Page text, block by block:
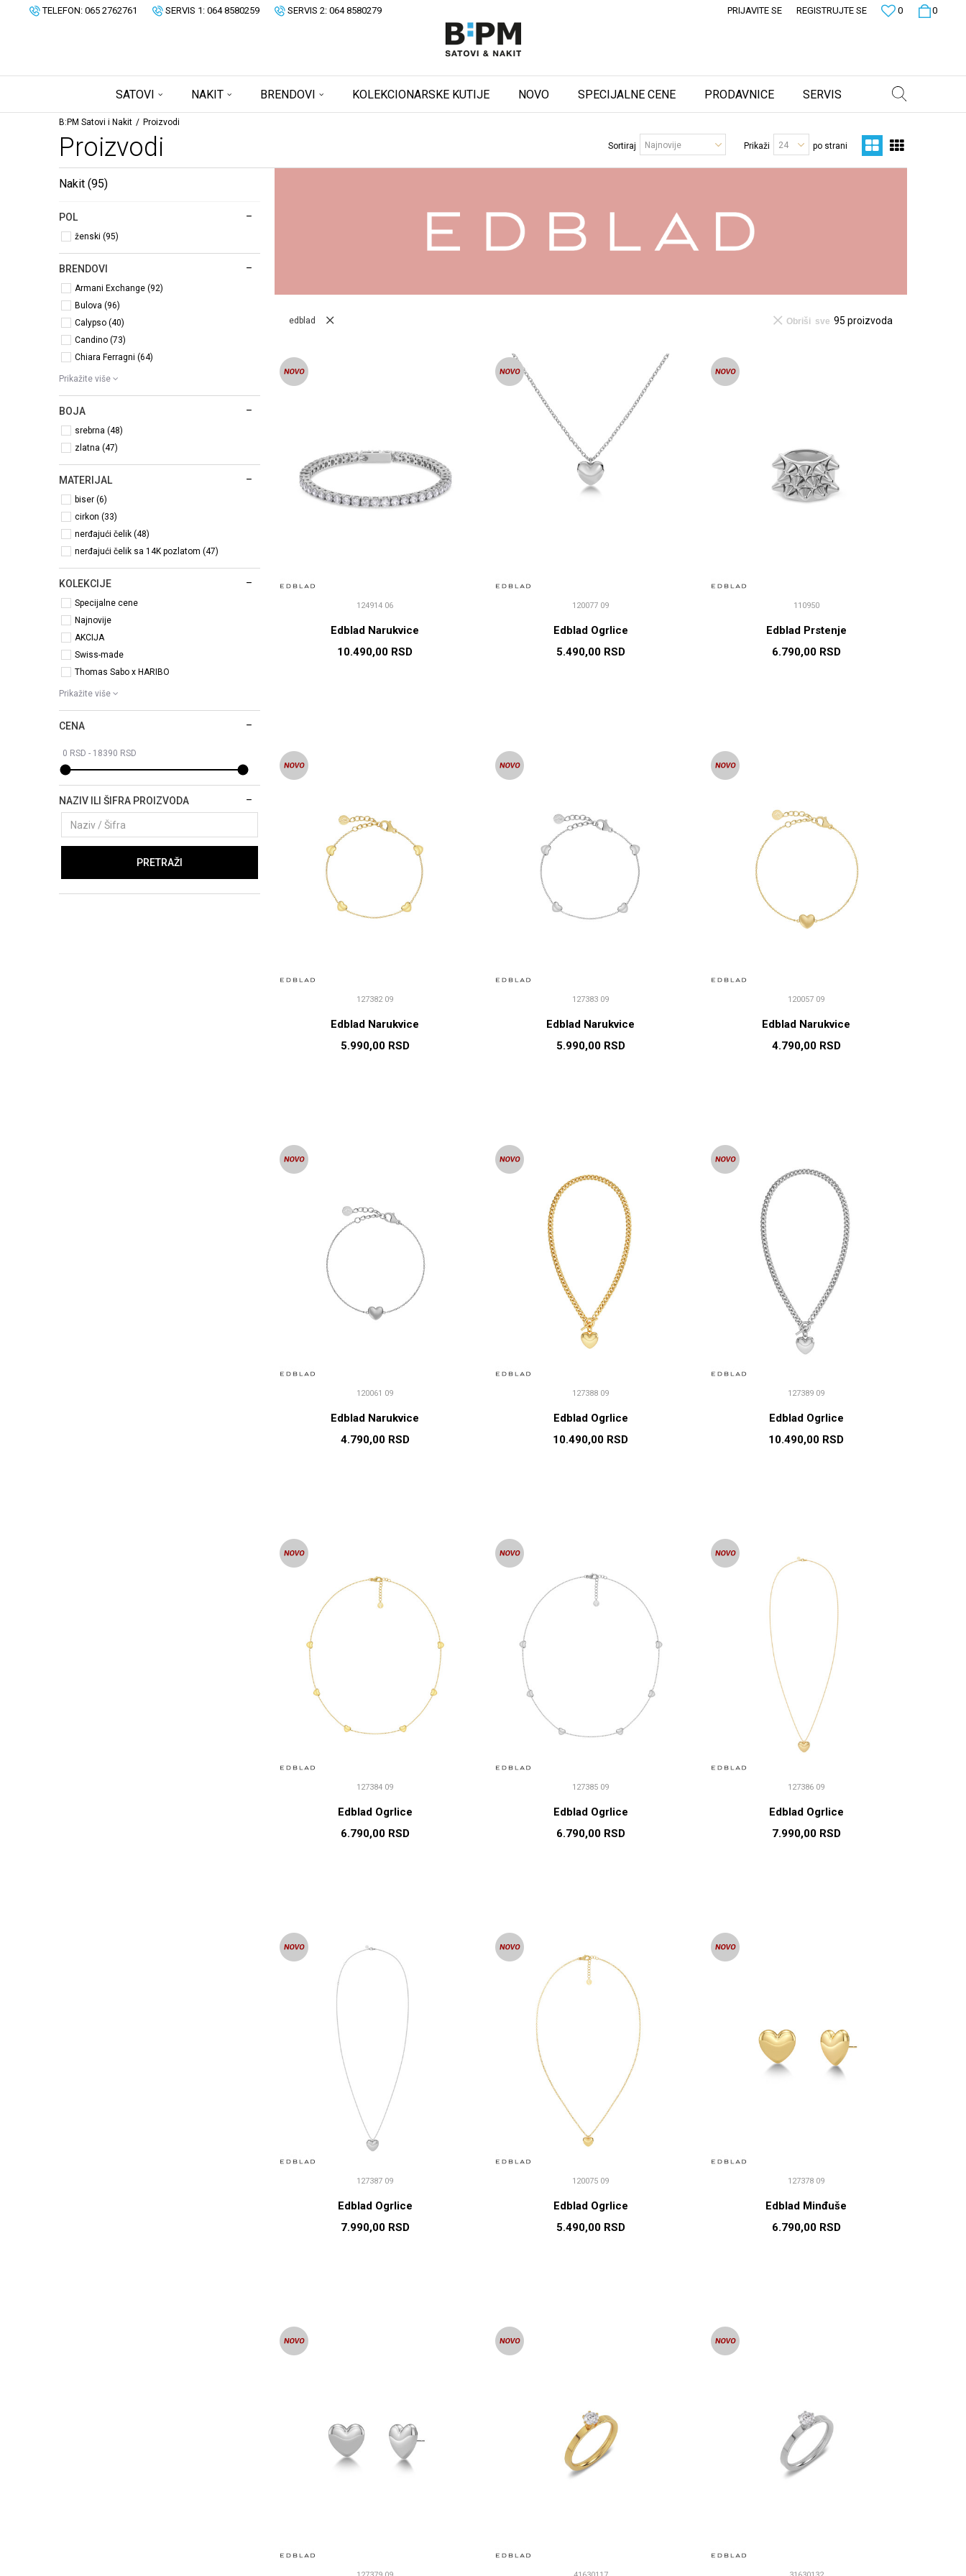
TELEFON: 065 2762761 SERVIS 1: 064 8580259 SERVIS 2: 064 8580279 0
0
PRIJAVITE SE REGISTRUJTE SE
SATOVI NAKIT BRENDOVI KOLEKCIONARSKE KUTIJE NOVO SPECIJALNE CENE PRODAVNICE SERVIS
B:PM Satovi i Nakit Proizvodi
Proizvodi Sortiraj Prikaži po strani
Nakit (95)
POL
ženski (95)
BRENDOVI
Armani Exchange (92)
Bulova (96)
Calypso (40)
Candino (73)
Chiara Ferragni (64)
Prikažite više
BOJA
srebrna (48)
zlatna (47)
MATERIJAL
biser (6)
cirkon (33)
nerđajući čelik (48)
nerđajući čelik sa 14K pozlatom (47)
KOLEKCIJE
Specijalne cene
Najnovije
AKCIJA
Swiss-made
Thomas Sabo x HARIBO
Prikažite više
CENA
NAZIV ILI ŠIFRA PROIZVODA
PRETRAŽI
edblad 95 proizvoda
Obriši sve
124914 06
Edblad Narukvice
10.490,00 RSD
120077 09
Edblad Ogrlice
5.490,00 RSD
110950
Edblad Prstenje
6.790,00 RSD
127382 09
Edblad Narukvice
5.990,00 RSD
127383 09
Edblad Narukvice
5.990,00 RSD
120057 09
Edblad Narukvice
4.790,00 RSD
120061 09
Edblad Narukvice
4.790,00 RSD
127388 09
Edblad Ogrlice
10.490,00 RSD
127389 09
Edblad Ogrlice
10.490,00 RSD
127384 09
Edblad Ogrlice
6.790,00 RSD
127385 09
Edblad Ogrlice
6.790,00 RSD
127386 09
Edblad Ogrlice
7.990,00 RSD
127387 09
Edblad Ogrlice
7.990,00 RSD
120075 09
Edblad Ogrlice
5.490,00 RSD
127378 09
Edblad Minđuše
6.790,00 RSD